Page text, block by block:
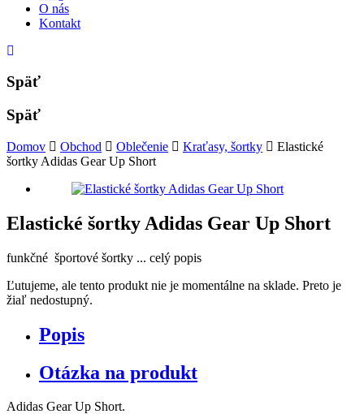
O nás
Kontakt
Späť
Späť
Domov Obchod Oblečenie Kraťasy, šortky
Elastické
šortky Adidas Gear Up Short
Elastické šortky Adidas Gear Up Short
funkčné športové šortky ... celý popis
Ľutujeme, ale tento produkt nie je momentálne na sklade. Preto je
žiaľ nedostupný.
Popis
Otázka na produkt
Adidas Gear Up Short.